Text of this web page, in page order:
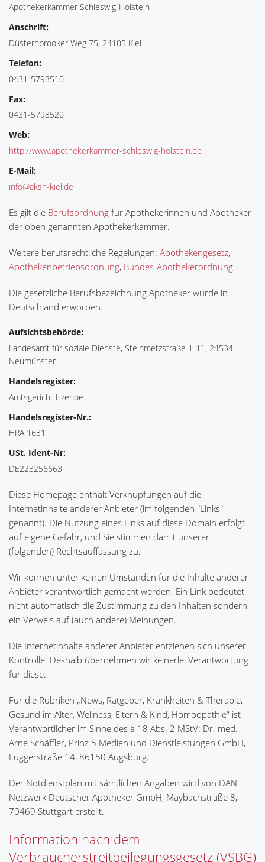
Apothekerkammer Schleswig-Holstein
Anschrift:
Düsternbrooker Weg 75, 24105 Kiel
Telefon:
0431-5793510
Fax:
0431-5793520
Web:
http://www.apothekerkammer-schleswig-holstein.de
E-Mail:
info@aksh-kiel.de
Es gilt die Berufsordnung für Apothekerinnen und Apotheker
der oben genannten Apothekerkammer.
Weitere berufsrechtliche Regelungen: Apothekengesetz,
Apothekenbetriebsordnung, Bundes-Apothekerordnung.
Die gesetzliche Berufsbezeichnung Apotheker wurde in
Deutschland erworben.
Aufsichtsbehörde:
Landesamt für soziale Dienste, Steinmetzstraße 1-11, 24534
Neumünster
Handelsregister:
Amtsgericht Itzehoe
Handelsregister-Nr.:
HRA 1631
USt. Ident-Nr:
DE223256663
Diese Homepage enthält Verknüpfungen auf die
Internetinhalte anderer Anbieter (im folgenden "Links"
genannt). Die Nutzung eines Links auf diese Domain erfolgt
auf eigene Gefahr, und Sie stimmen damit unserer
(folgenden) Rechtsauffassung zu.
Wir können unter keinen Umständen für die Inhalte anderer
Anbieter verantwortlich gemacht werden. Ein Link bedeutet
nicht automatisch die Zustimmung zu den Inhalten sondern
ein Verweis auf (auch andere) Meinungen.
Die Internetinhalte anderer Anbieter entziehen sich unserer
Kontrolle. Deshalb übernehmen wir keinerlei Verantwortung
für diese.
Für die Rubriken „News, Ratgeber, Krankheiten & Therapie,
Gesund im Alter, Wellness, Eltern & Kind, Homöopathie“ ist
Verantwortlicher im Sinne des § 18 Abs. 2 MStV: Dr. med.
Arne Schäffler, Prinz 5 Medien und Dienstleistungen GmbH,
Fuggerstraße 14, 86150 Augsburg.
Der Notdienstplan mit sämtlichen Angaben wird von DAN
Netzwerk Deutscher Apotheker GmbH, Maybachstraße 8,
70469 Stuttgart erstellt.
Information nach dem
Verbraucherstreitbeilegungsgesetz (VSBG)